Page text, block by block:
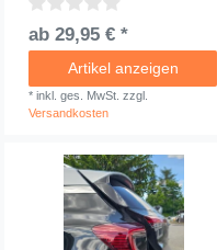
ab 29,95 € *
Artikel anzeigen
* inkl. ges. MwSt. zzgl.
Versandkosten